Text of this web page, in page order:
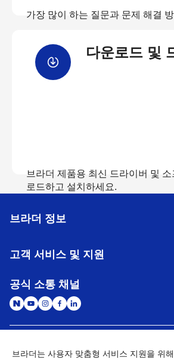
가장 많이 하는 질문과 문제 해결 방
FAQ 보기
다운로드 및
브라더 제품용 최신 드라이버 및
로드하고 설치하세요.
브라더 정보
고객 서비스 및 지원
공식 소통 채널
대한민국 글로벌 네트워크
브라더는 사용자 맞춤형 서비스 지원을 위